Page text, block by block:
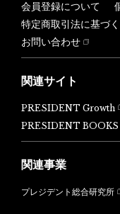
会員登録について
特定商取引法に基づ
お問い合わせ
関連サイト
PRESIDENT Growth
PRESIDENT BOOKS
関連事業
プレジデント総合研究所